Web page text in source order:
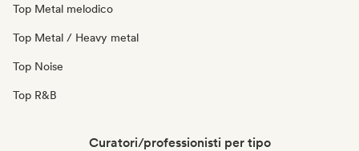
Top Metal melodico
Top Metal / Heavy metal
Top Noise
Top R&B
Curatori/professionisti per tipo